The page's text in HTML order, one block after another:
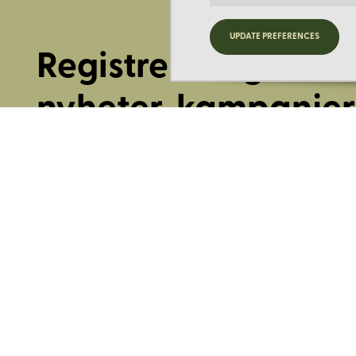
UPDATE PREFERENCES
Registrera dig för
nyheter,